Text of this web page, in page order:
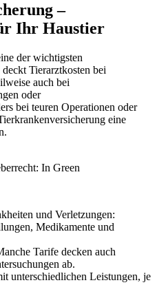
–
Ihr Haustier
der wichtigsten
Tierarztkosten bei
auch bei
oder
bei teuren Operationen oder
eine
In Green
und Verletzungen:
Medikamente und
Tarife decken auch
ab.
unterschiedlichen Leistungen, je